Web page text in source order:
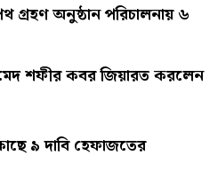
গ্রহণ অনুষ্ঠান পরিচালনায় ৬
শফীর কবর জিয়ারত করলেন
কাছে ৯ দাবি হেফাজতের